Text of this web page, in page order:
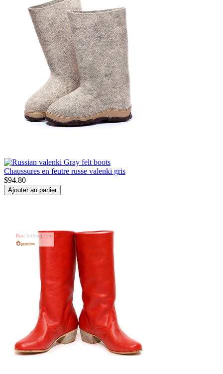
Chaussures en feutre russe valenki gris
$94.80
Ajouter au panier